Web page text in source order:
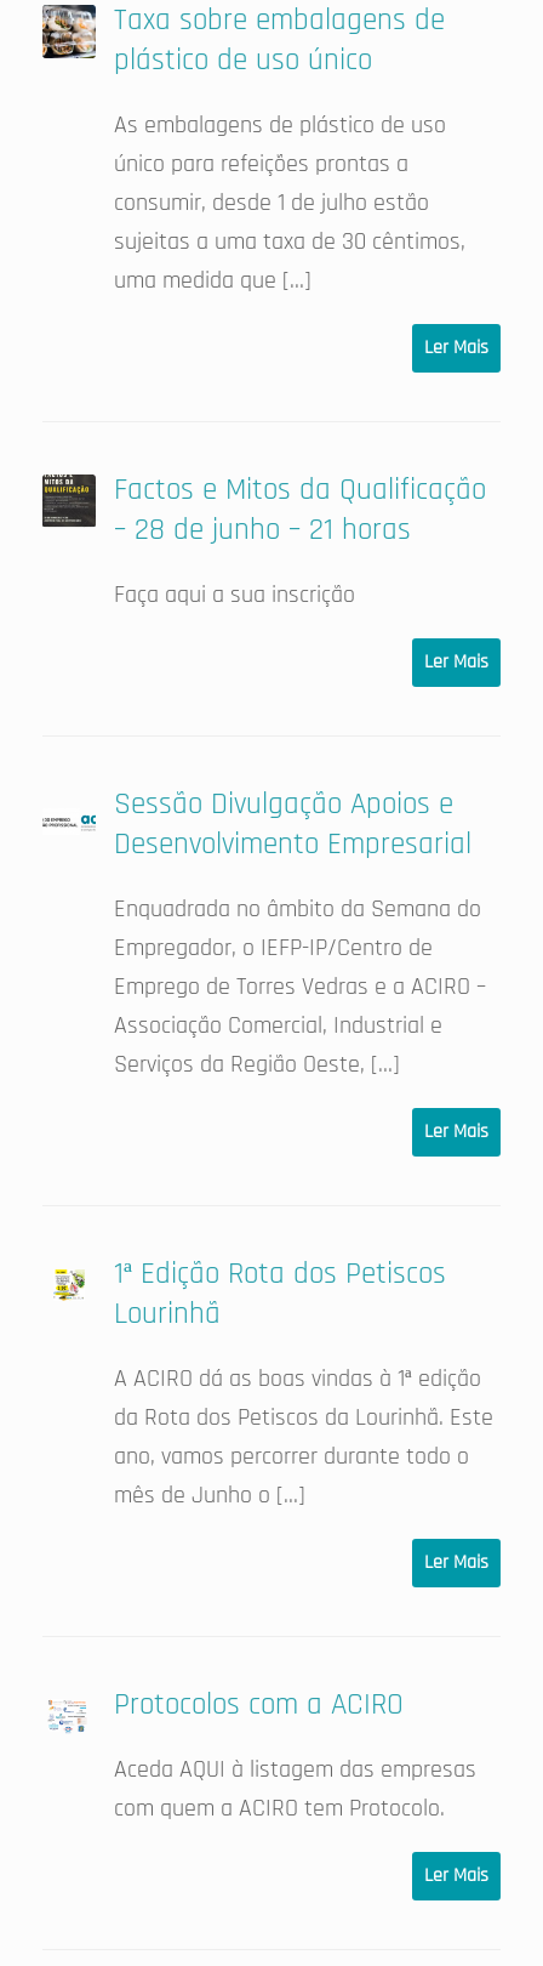
Taxa sobre embalagens de
plástico de uso único
As embalagens de plástico de uso
único para refeições prontas a
consumir, desde 1 de julho estão
sujeitas a uma taxa de 30 cêntimos,
uma medida que […]
Ler Mais
Factos e Mitos da Qualificação
– 28 de junho – 21 horas
Faça aqui a sua inscrição
Ler Mais
Sessão Divulgação Apoios e
Desenvolvimento Empresarial
Enquadrada no âmbito da Semana do
Empregador, o IEFP-IP/Centro de
Emprego de Torres Vedras e a ACIRO –
Associação Comercial, Industrial e
Serviços da Região Oeste, […]
Ler Mais
1ª Edição Rota dos Petiscos
Lourinhã
A ACIRO dá as boas vindas à 1ª edição
da Rota dos Petiscos da Lourinhã. Este
ano, vamos percorrer durante todo o
mês de Junho o […]
Ler Mais
Protocolos com a ACIRO
Aceda AQUI à listagem das empresas
com quem a ACIRO tem Protocolo.
Ler Mais